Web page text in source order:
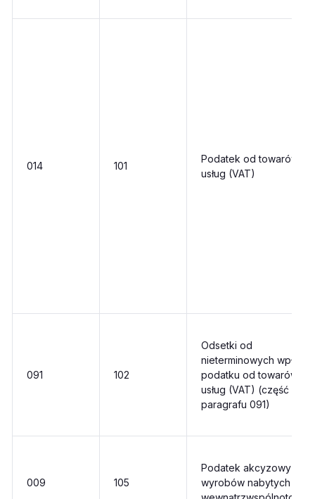
014 101
Podatek od towarów i
usług (VAT)
091 102
Odsetki od
nieterminowych wpłat
podatku od towarów i
usług (VAT) (część
paragrafu 091)
009 105
Podatek akcyzowy od
wyrobów nabytych